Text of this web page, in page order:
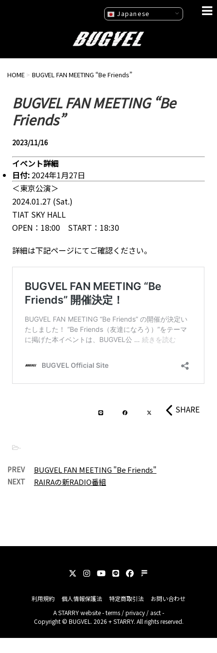
HOME > BUGVEL FAN MEETING “Be Friends”
BUGVEL FAN MEETING “Be
Friends”
2023/11/16
イベント詳細
日付: 2024年1月27日
＜東京公演＞
2024.01.27 (Sat.)
TIAT SKY HALL
OPEN：18:00 START：18:30
詳細は下記ページにてご確認ください。
SHARE
-
PREV BUGVEL FAN MEETING "Be Friends"
NEXT RAIRAの新RADIO番組
利用規約 個人情報保護法 特定商取引法
お問い合わせ
ASTARRYwebsite -terms/privacy/ asct-
Copyright © BUGVEL. 2026 + STARRY. All rights reserved.
Japanese